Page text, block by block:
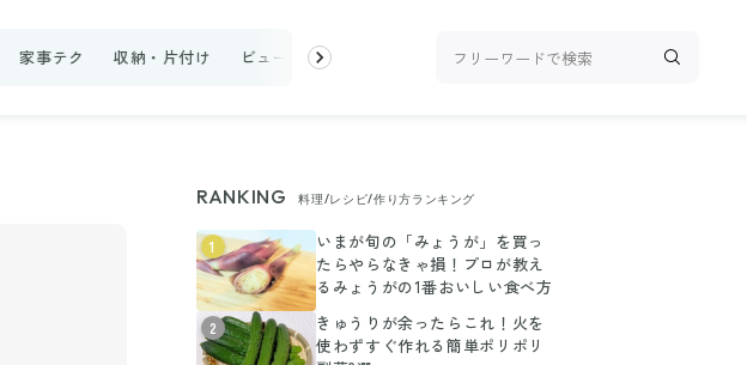
家事テク 収納・片付け ビューティ スーパー 料理レシピ 話題
RANKING 料理/レシピ/作り方ランキング
1
いまが旬の「みょうが」を買っ
たらやらなきゃ損！プロが教え
るみょうがの1番おいしい食べ方
2
きゅうりが余ったらこれ！火を
使わずすぐ作れる簡単ポリポリ